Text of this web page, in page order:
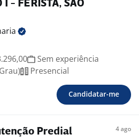
I - FERISTA, SÃO
Sem experiência
Presencial
Candidatar-me
Predial 4 ago